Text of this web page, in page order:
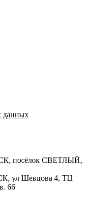
данных
посёлок СВЕТЛЫЙ,
ул Шевцова 4, ТЦ
66